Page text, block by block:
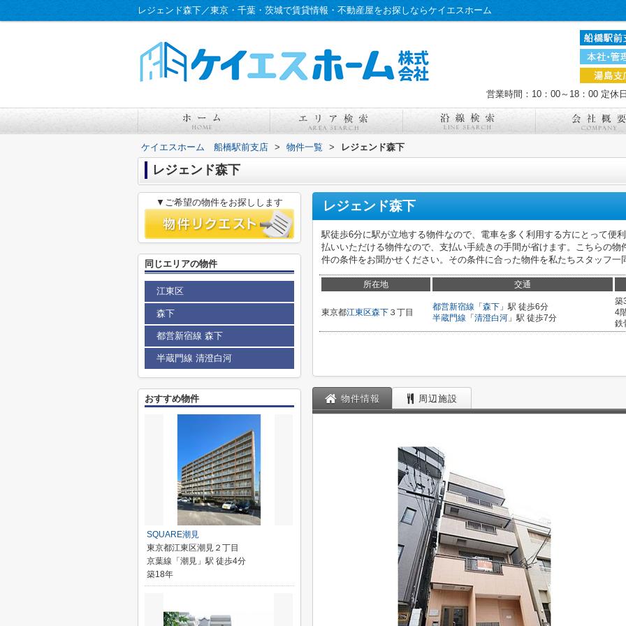
レジェンド森下／東京・千葉・茨城で賃貸情報・不動産屋をお探しならケイエスホーム
営業時間：10：00～18：00 定休
ケイエスホーム 船橋駅前支店 > 物件一覧 > レジェンド森下
レジェンド森下
レジェンド森下
駅徒歩6分に駅が立地する物件なので、電車を多く利用する方にとって便
払いいただける物件なので、支払い手続きの手間が省けます。こちらの
件の条件をお聞かせください。その条件に合った物件を私たちスタッフ一
所在地 交通
東京都江東区森下 ３丁目
都営新宿線 「 森下 」駅 徒歩6分
半蔵門線 「 清澄白河 」駅 徒歩7分
築
4
鉄
物件情報 周辺施設
▼ご希望の物件をお探しします
同じエリアの物件
江東区
森下
都営新宿線 森下
半蔵門線 清澄白河
おすすめ物件
SQUARE潮見
東京都江東区潮見２丁目
京葉線「潮見」駅 徒歩4分
築18年